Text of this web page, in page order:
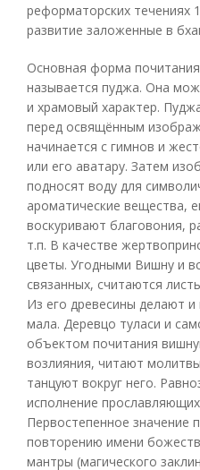
реформаторских течениях
развитие заложенные в
Основная форма
называется пуджа. Она
и храмовый характер.
перед освящённым
начинается с гимнов и
или его аватару. Затем
подносят воду для
ароматические вещества,
воскуривают благовония,
т.п. В качестве
цветы. Угодными Вишну и
связанных, считаются
Из его древесины делают и
мала. Деревцо туласи и
объектом почитания
возлияния, читают
танцуют вокруг него.
исполнение
Первостепенное значение
повторению имени
мантры (магического